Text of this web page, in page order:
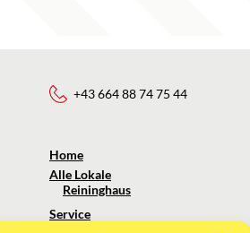
+43 664 88 74 75 44
Home
Alle Lokale
Reininghaus
Service